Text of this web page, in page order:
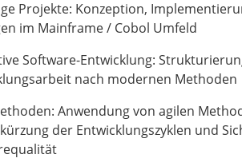
Projekte: Konzeption,
im Mainframe / Cobol Umfeld
Software-Entwicklung:
nach modernen Methoden
Anwendung von agilen
der Entwicklungszyklen und